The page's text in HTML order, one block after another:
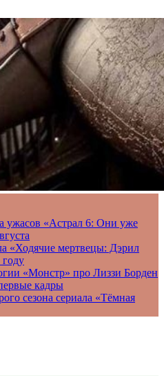
ужасов «Астрал 6: Они уже
«Ходячие мертвецы: Дэрил
«Монстр» про Лиззи Борден
кадры
сезона сериала «Тёмная